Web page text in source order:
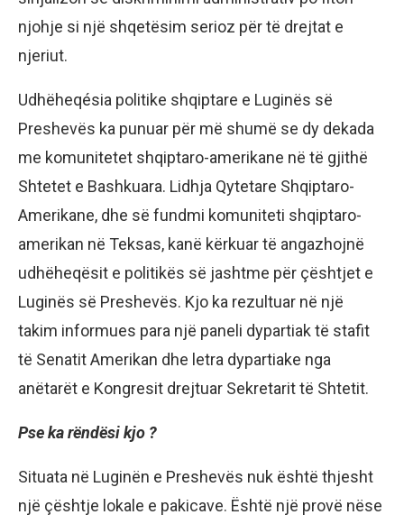
njohje si një shqetësim serioz për të drejtat e
njeriut.
Udhëheqésia politike shqiptare e Luginës së
Preshevës ka punuar për më shumë se dy dekada
me komunitetet shqiptaro-amerikane në të gjithë
Shtetet e Bashkuara. Lidhja Qytetare Shqiptaro-
Amerikane, dhe së fundmi komuniteti shqiptaro-
amerikan në Teksas, kanë kërkuar të angazhojnë
udhëheqësit e politikës së jashtme për çështjet e
Luginës së Preshevës. Kjo ka rezultuar në një
takim informues para një paneli dypartiak të stafit
të Senatit Amerikan dhe letra dypartiake nga
anëtarët e Kongresit drejtuar Sekretarit të Shtetit.
Pse ka rëndësikjo ?
Situata në Luginën e Preshevës nuk është thjesht
një çështje lokale e pakicave. Është një provë nëse